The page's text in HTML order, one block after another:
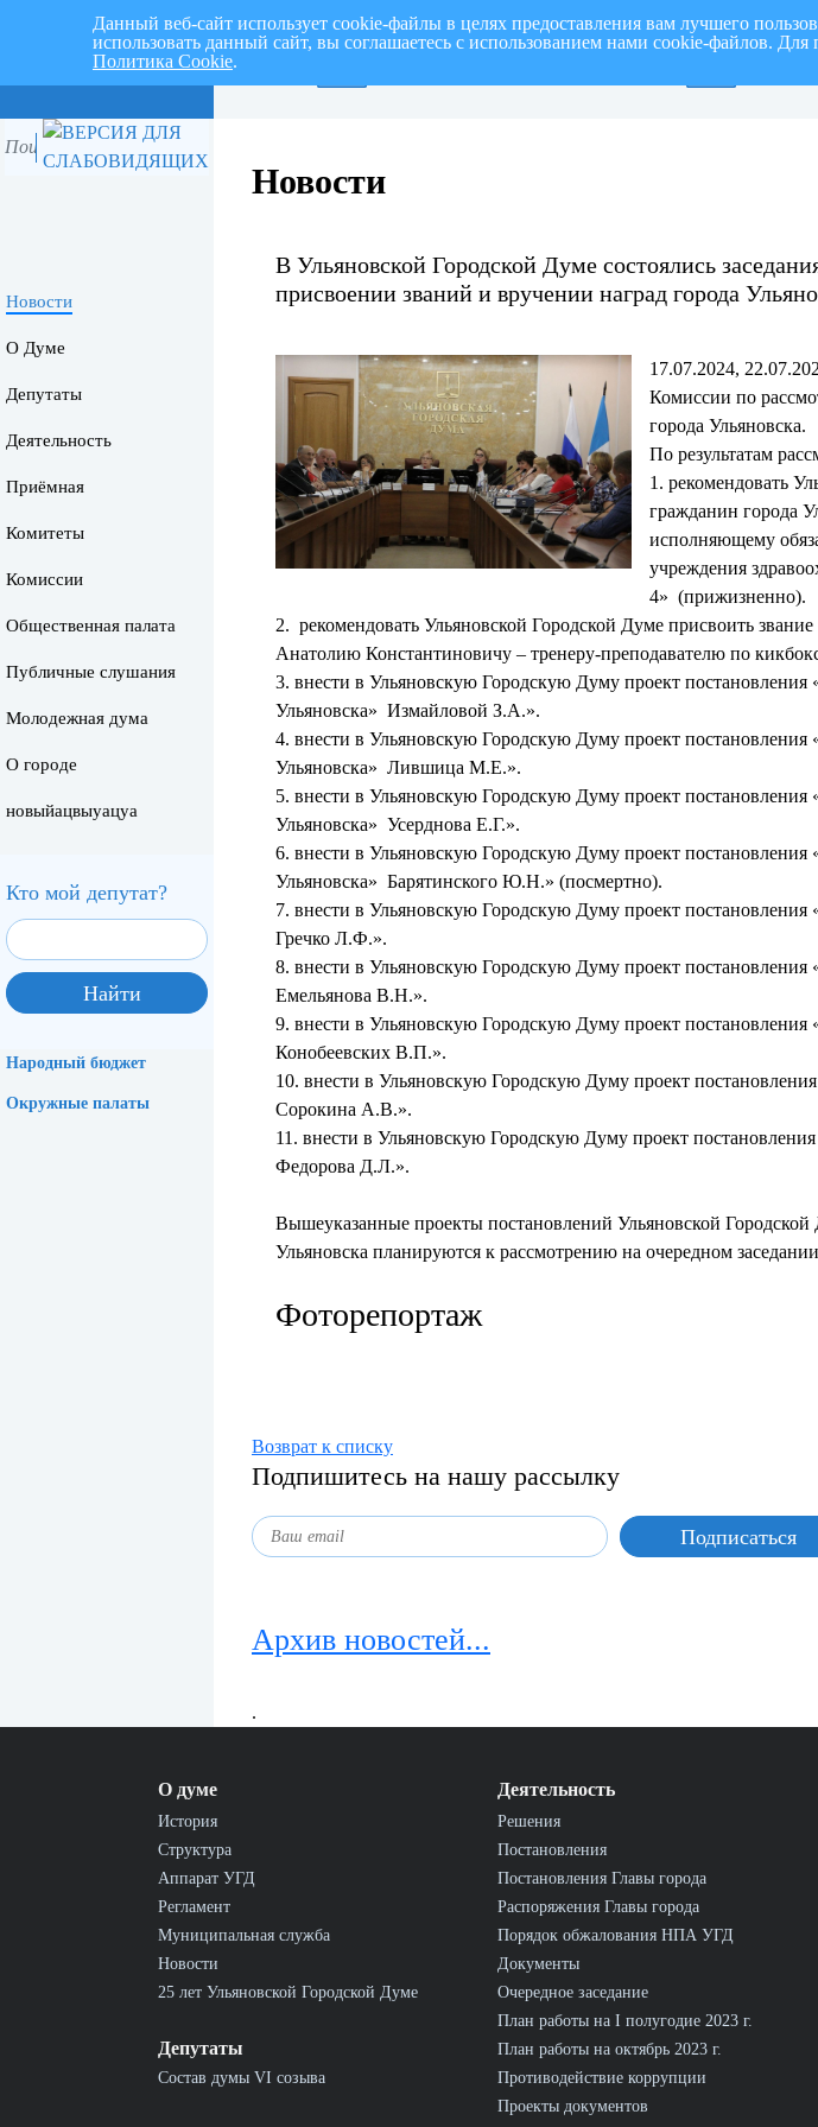
Новости
О Думе
Депутаты
Деятельность
Приёмная
Комитеты
Комиссии
Общественная палата
Публичные слушания
Молодежная дума
О городе
новыйацвыуацуа
Кто мой депутат?
Народный бюджет
Окружные палаты
Новости
В Ульяновской Городской Думе состоялись
присвоении званий и вручении наград города
17.07.2024,
Комиссии по
города Ульяновска.
По результатам
1. рекомендовать
гражданин города
исполняющему
учреждения
4» (прижизненно).
2. рекомендовать Ульяновской Городской Думе присвоить
Анатолию Константиновичу – тренеру-преподавателю по
3. внести в Ульяновскую Городскую Думу проект
Ульяновска» Измайловой З.А.».
4. внести в Ульяновскую Городскую Думу проект
Ульяновска» Лившица М.Е.».
5. внести в Ульяновскую Городскую Думу проект
Ульяновска» Усерднова Е.Г.».
6. внести в Ульяновскую Городскую Думу проект
Ульяновска» Барятинского Ю.Н.» (посмертно).
7. внести в Ульяновскую Городскую Думу проект
Гречко Л.Ф.».
8. внести в Ульяновскую Городскую Думу проект
Емельянова В.Н.».
9. внести в Ульяновскую Городскую Думу проект
Конобеевских В.П.».
10. внести в Ульяновскую Городскую Думу проект
Сорокина А.В.».
11. внести в Ульяновскую Городскую Думу проект
Федорова Д.Л.».
Вышеуказанные проекты постановлений Ульяновской
Ульяновска планируются к рассмотрению на очередном
Фоторепортаж
Возврат к списку
Подпишитесь на нашу рассылку
Архив новостей...
.
О думе
История
Структура
Аппарат УГД
Регламент
Муниципальная служба
Новости
25 лет Ульяновской Городской Думе
Депутаты
Состав думы VI созыва
Деятельность
Решения
Постановления
Постановления Главы города
Распоряжения Главы города
Порядок обжалования НПА УГД
Документы
Очередное заседание
План работы на I полугодие 2023 г.
План работы на октябрь 2023 г.
Противодействие коррупции
Проекты документов
Данный веб-сайт использует cookie-файлы в целях предоставления вам лучшего
использовать данный сайт, вы соглашаетесь с использованием нами cookie-файлов.
Политика Cookie.